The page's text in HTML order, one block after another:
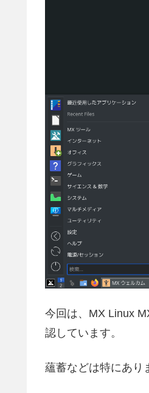
今回は、MX Linux
認しています。
蘊蓄などは特にあり